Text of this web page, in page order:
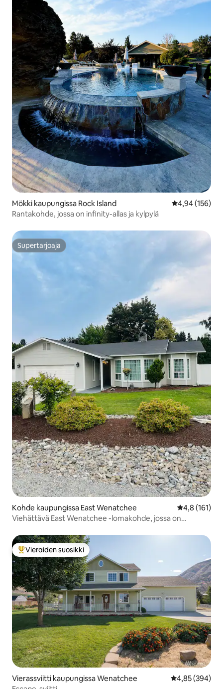
Mökki kaupungissa Rock Island
4,94 (156)
Rantakohde, jossa on infinity-allas ja kylpylä
Supertarjoaja
Supertarjoaja
Kohde kaupungissa East Wenatchee
4,8 (161)
Viehättävä East Wenatchee -lomakohde, jossa on
Vieraiden suosikkien parhaimmistoa
Vieraiden suosikki
Vierassviitti kaupungissa Wenatchee
4,85 (394)